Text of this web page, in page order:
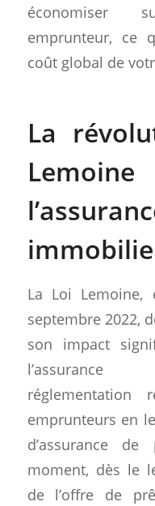
économiser
emprunteur, ce
coût global de
La
La Loi
septembre 2022,
son impact
l’assurance
emprunteurs en
d’assurance
moment, dès le
de l’offre de